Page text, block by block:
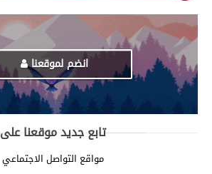
انضم لموقعنا
تابع جديد موقعنا على
مواقع التواصل الاجتماعي